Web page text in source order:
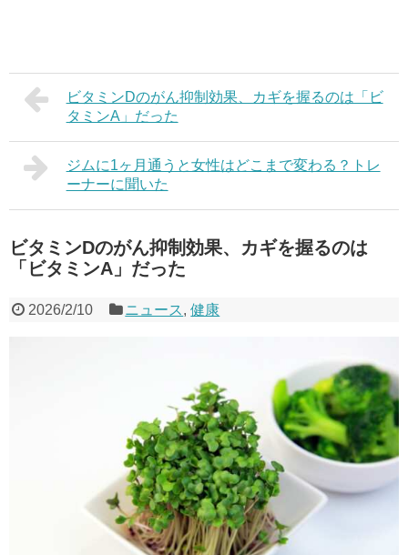
ビタミンDのがん抑制効果、カギを握るのは「ビ
タミンA」だった
ジムに1ヶ月通うと女性はどこまで変わる？トレ
ーナーに聞いた
ビタミンDのがん抑制効果、カギを握るのは
「ビタミンA」だった
2026/2/10 ニュース,健康